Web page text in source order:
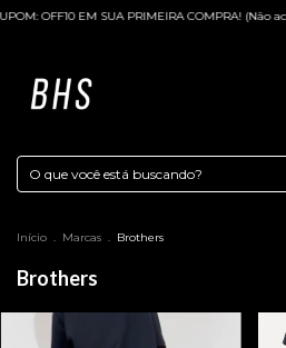
(Não acumulativo com promoções)
Início . Marcas . Brothers
Brothers